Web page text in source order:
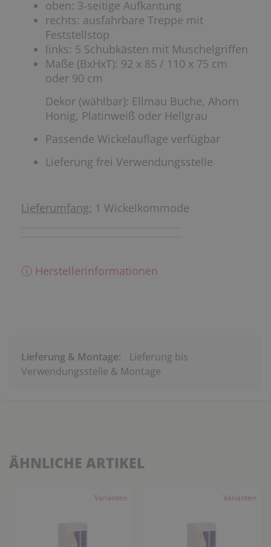
oben: 3-seitige Aufkantung
rechts: ausfahrbare Treppe mit
Feststellstop
links: 5 Schubkästen mit Muschelgriffen
Maße (BxHxT): 92 x 85 / 110 x 75 cm
oder 90 cm
Dekor (wählbar): Ellmau Buche, Ahorn
Honig, Platinweiß oder Hellgrau
Passende Wickelauflage verfügbar
Lieferung frei Verwendungsstelle
Lieferumfang: 1 Wickelkommode
ⓘ Herstellerinformationen
Lieferung & Montage:
Lieferung bis
Verwendungsstelle & Montage
ÄHNLICHE ARTIKEL
Varianten Varianten